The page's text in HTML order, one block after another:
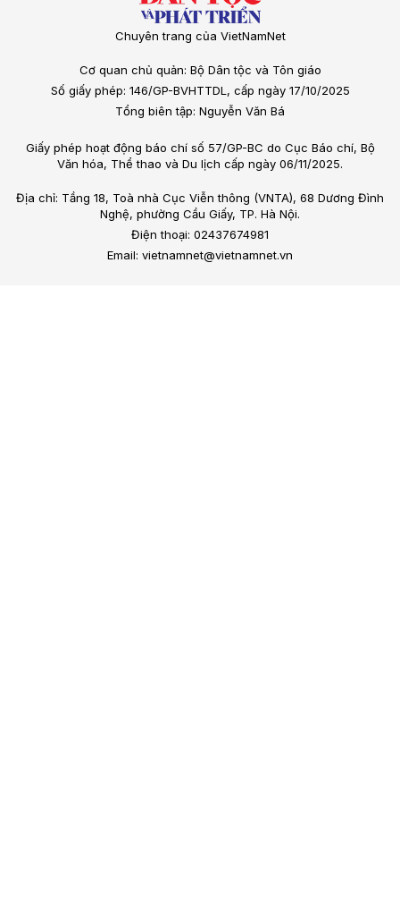
Chuyên trang của VietNamNet
Cơ quan chủ quản: Bộ Dân tộc và Tôn giáo
Số giấy phép: 146/GP-BVHTTDL, cấp ngày 17/10/2025
Tổng biên tập: Nguyễn Văn Bá
Giấy phép hoạt động báo chí số 57/GP-BC do Cục Báo chí, Bộ
Văn hóa, Thể thao và Du lịch cấp ngày 06/11/2025.
Địa chỉ: Tầng 18, Toà nhà Cục Viễn thông (VNTA), 68 Dương Đình
Nghệ, phường Cầu Giấy, TP. Hà Nội.
Điện thoại: 02437674981
Email: vietnamnet@vietnamnet.vn